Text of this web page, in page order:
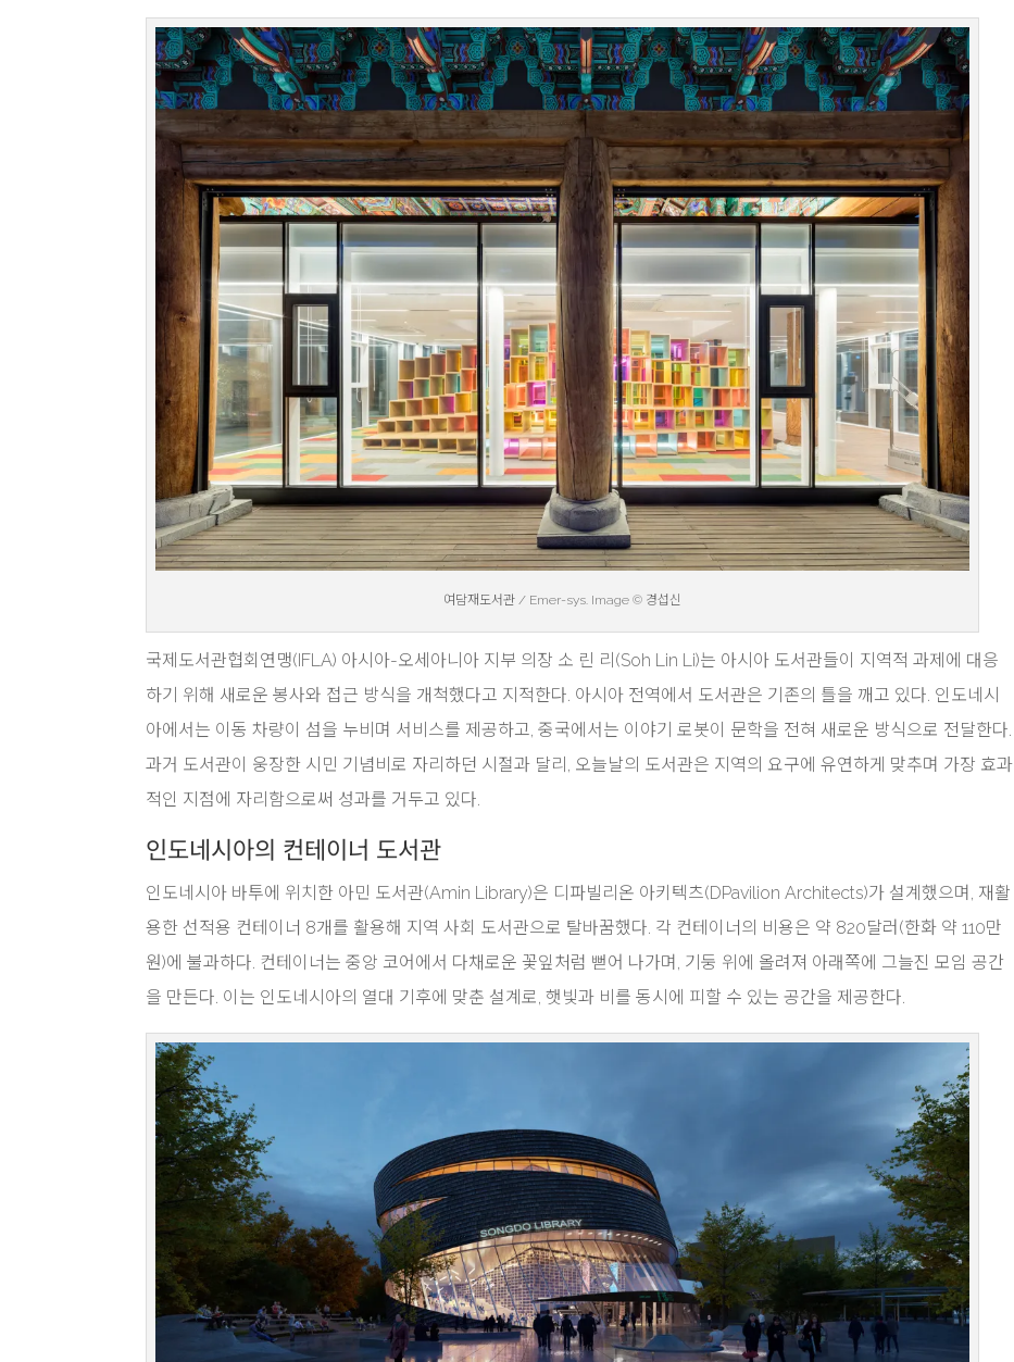
여담재도서관 / Emer-sys. Image © 경섭신
국제도서관협회연맹(IFLA) 아시아-오세아니아 지부 의장 소 린 리(Soh Lin Li)는 아시아 도서관들이 지역적 과제에 대응
하기 위해 새로운 봉사와 접근 방식을 개척했다고 지적한다. 아시아 전역에서 도서관은 기존의 틀을 깨고 있다. 인도네시
아에서는 이동 차량이 섬을 누비며 서비스를 제공하고, 중국에서는 이야기 로봇이 문학을 전혀 새로운 방식으로 전달한다.
과거 도서관이 웅장한 시민 기념비로 자리하던 시절과 달리, 오늘날의 도서관은 지역의 요구에 유연하게 맞추며 가장 효과
적인 지점에 자리함으로써 성과를 거두고 있다.
인도네시아의 컨테이너 도서관
인도네시아 바투에 위치한 아민 도서관(Amin Library)은 디파빌리온 아키텍츠(DPavilion Architects)가 설계했으며, 재활
용한 선적용 컨테이너 8개를 활용해 지역 사회 도서관으로 탈바꿈했다. 각 컨테이너의 비용은 약 820달러(한화 약 110만
원)에 불과하다. 컨테이너는 중앙 코어에서 다채로운 꽃잎처럼 뻗어 나가며, 기둥 위에 올려져 아래쪽에 그늘진 모임 공간
을 만든다. 이는 인도네시아의 열대 기후에 맞춘 설계로, 햇빛과 비를 동시에 피할 수 있는 공간을 제공한다.